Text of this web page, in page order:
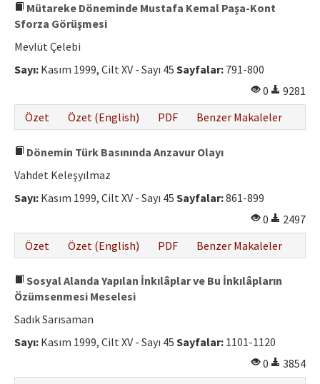
Mütareke Döneminde Mustafa Kemal Paşa-Kont
Sforza Görüşmesi
Mevlüt Çelebi
Sayı: Kasım 1999, Cilt XV - Sayı 45 Sayfalar: 791-800
0
9281
Özet
Özet (English) PDF Benzer Makaleler
Dönemin Türk Basınında Anzavur Olayı
Vahdet Keleşyılmaz
Sayı: Kasım 1999, Cilt XV - Sayı 45 Sayfalar:861-899
0
2497
Özet
Özet (English) PDF Benzer Makaleler
Sosyal Alanda Yapılan İnkılâplar ve Bu İnkılâpların
Özümsenmesi Meselesi
Sadık Sarısaman
Sayı: Kasım 1999, Cilt XV - Sayı 45 Sayfalar: 1101-1120
0
3854